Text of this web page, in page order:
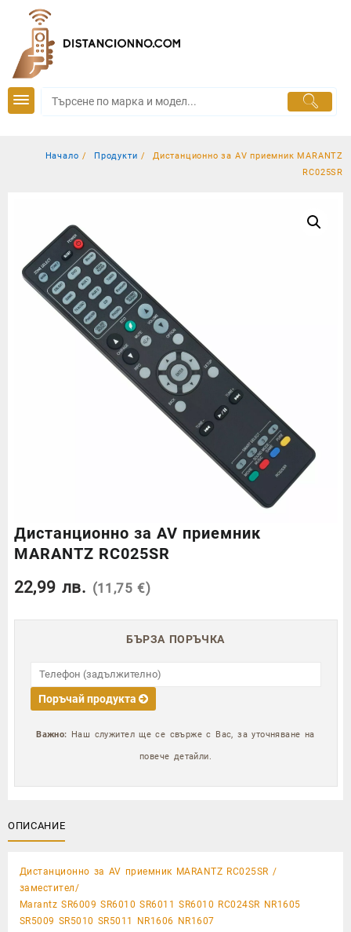
content
Начало Продукти
Дистанционно за AV приемник MARANTZ
RC025SR
Дистанционно за AV приемник
MARANTZ RC025SR
22,99 лв. (11,75 €)
БЪРЗА ПОРЪЧКА
Поръчай продукта
Важно: Наш служител ще се свърже с Вас, за уточняване на
повече детайли.
ОПИСАНИЕ
Дистанционно за AV приемник MARANTZ RC025SR /
заместител/
Marantz SR6009 SR6010 SR6011 SR6010 RC024SR NR1605
SR5009 SR5010 SR5011 NR1606 NR1607